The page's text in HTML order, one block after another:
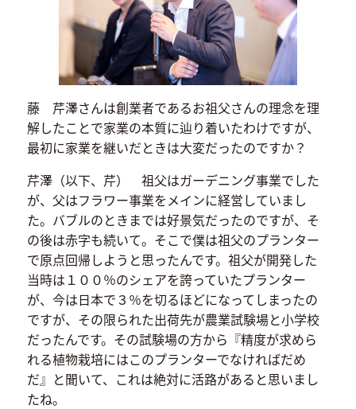
藤 芹澤さんは創業者であるお祖父さんの理念を理
解したことで家業の本質に辿り着いたわけですが、
最初に家業を継いだときは大変だったのですか？
芹澤（以下、芹） 祖父はガーデニング事業でした
が、父はフラワー事業をメインに経営していまし
た。バブルのときまでは好景気だったのですが、そ
の後は赤字も続いて。そこで僕は祖父のプランター
で原点回帰しようと思ったんです。祖父が開発した
当時は１００％のシェアを誇っていたプランター
が、今は日本で３％を切るほどになってしまったの
ですが、その限られた出荷先が農業試験場と小学校
だったんです。その試験場の方から『精度が求めら
れる植物栽培にはこのプランターでなければだめ
だ』と聞いて、これは絶対に活路があると思いまし
たね。